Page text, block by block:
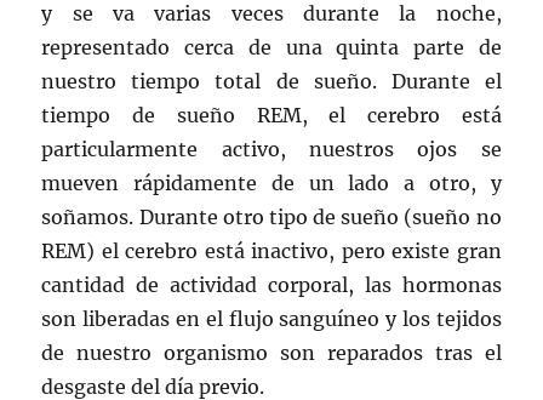
y se va varias veces durante la noche,
representado cerca de una quinta parte de
nuestro tiempo total de sueño. Durante el
tiempo de sueño REM, el cerebro está
particularmente activo, nuestros ojos se
mueven rápidamente de un lado a otro, y
soñamos. Durante otro tipo de sueño (sueño no
REM) el cerebro está inactivo, pero existe gran
cantidad de actividad corporal, las hormonas
son liberadas en el flujo sanguíneo y los tejidos
de nuestro organismo son reparados tras el
desgaste del día previo.